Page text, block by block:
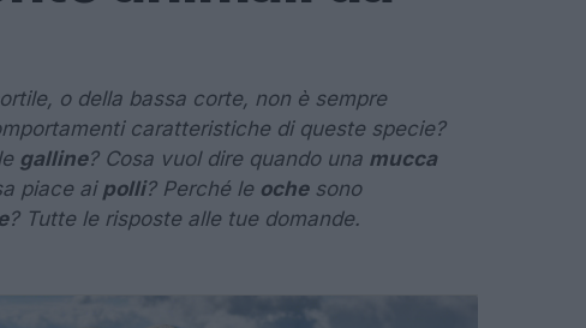
o della bassa corte, non è sempre
caratteristiche di queste specie?
galline? Cosa vuol dire quando una mucca
piace ai polli? Perché le ochesono
? Tutte le risposte alle tue domande.